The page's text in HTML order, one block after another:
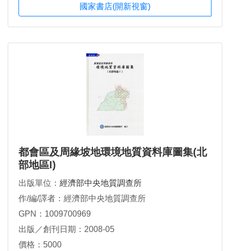
國家書店(開新視窗)
都會區及周緣坡地環境地質資料庫圖集(北
部地區I)
出版單位： 經濟部中央地質調查所
作/編/譯者：經濟部中央地質調查所
GPN：1009700969
出版／創刊日期：2008-05
價格：5000